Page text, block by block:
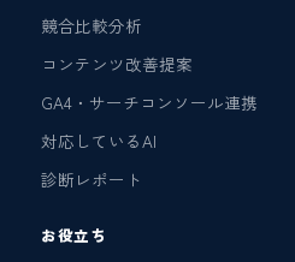
競合比較分析
コンテンツ改善提案
GA4・サーチコンソール連携
対応しているAI
診断レポート
お役立ち